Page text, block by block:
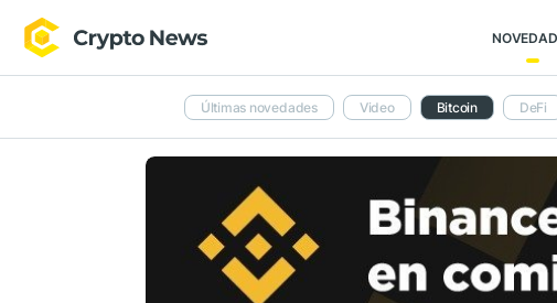
Últimas novedades Video Bitcoin DeFi